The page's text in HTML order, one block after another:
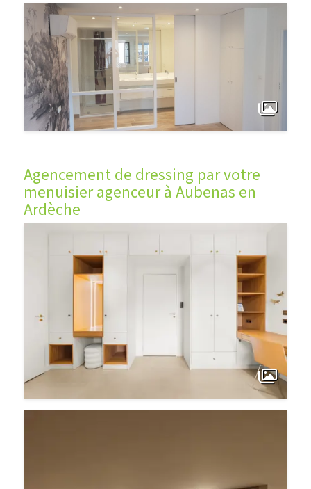
Agencement de dressing par votre
menuisier agenceur à Aubenas en
Ardèche